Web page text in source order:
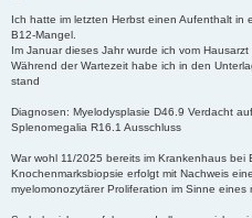
i
t
a
g
Ich hatte im letzten Herbst einen Aufenthalt
B12-Mangel.
Im Januar dieses Jahr wurde ich vom
Während der Wartezeit habe ich in den
stand
Diagnosen: Myelodysplasie D46.9 Verdacht auf
Splenomegalia R16.1 Ausschluss
War wohl 11/2025 bereits im Krankenhaus bei
Knochenmarksbiopsie erfolgt mit Nachweis
myelomonozytärer Proliferation im Sinne eines